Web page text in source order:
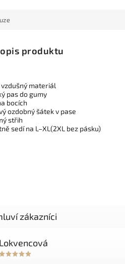
produktu
vzdušný materiál
pas do gumy
bocích
ozdobný šátek v pase
střih
sedí na L–XL(2XL bez pásku)
Lokvencová